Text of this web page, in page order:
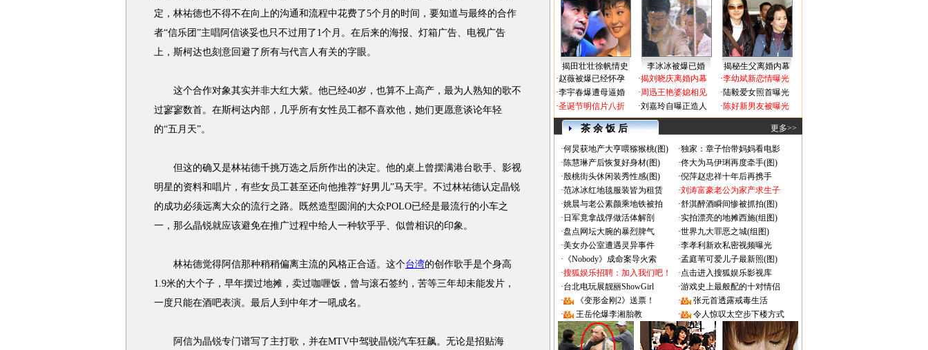
定，林祐德也不得不在向上的沟通和流程中花费了5个月的时间，要知道与最终的合作
者“信乐团”主唱阿信谈妥也只不过用了1个月。在后来的海报、灯箱广告、电视广告
上，斯柯达也刻意回避了所有与代言人有关的字眼。
这个合作对象其实并非大红大紫。他已经40岁，也算不上高产，最为人熟知的歌不
过寥寥数首。在斯柯达内部，几乎所有女性员工都不喜欢他，她们更愿意谈论年轻
的“五月天”。
但这的确又是林祐德千挑万选之后所作出的决定。他的桌上曾摆满港台歌手、影视
明星的资料和唱片，有些女员工甚至还向他推荐“好男儿”马天宇。不过林祐德认定晶锐
的成功必须远离大众的流行之路。既然造型圆润的大众POLO已经是最流行的小车之
一，那么晶锐就应该避免在推广过程中给人一种软乎乎、似曾相识的印象。
林祐德觉得阿信那种稍稍偏离主流的风格正合适。这个台湾的创作歌手是个身高
1.9米的大个子，早年摆过地摊，卖过咖喱饭，曾与滚石签约，苦等三年却未能发片，
一度只能在酒吧表演。最后人到中年才一吼成名。
阿信为晶锐专门谱写了主打歌，并在MTV中驾驶晶锐汽车狂飙。无论是招贴海
揭田壮壮徐帆情史 李冰冰被爆已婚
揭秘生父离婚内幕
·赵薇被爆已经怀孕
·李宇春爆遭母逼婚
·圣诞节明信片八折
·揭刘晓庆离婚内幕
·周迅王艳婆媳相见
·刘嘉玲自曝正造人
·李幼斌新恋情曝光
·陆毅爱女照首曝光
·陈好新男友被曝光
茶 余 饭 后 更多>>
·何炅获地产大亨喂猕猴桃(图) ·独家：章子怡带妈妈看电影
·陈慧琳产后恢复好身材(图) ·佟大为马伊琍再度牵手(图)
·殷桃街头休闲装秀性感(图) ·倪萍赵忠祥十年后再携手
·范冰冰红地毯服装皆为租赁 ·刘涛富豪老公为家产求生子
·姚晨与老公素颜乘地铁被拍 ·舒淇醉酒瞬间惨被抓拍(图)
· 日军竟拿战俘做活体解剖 ·实拍漂亮的地摊西施(组图)
·盘点网坛大腕的暴烈脾气 ·世界九大罪恶之城(组图)
·美女办公室遭遇灵异事件 ·李孝利新欢私密视频曝光
· 《Nobody》成命案导火索 ·孟庭苇可爱儿子最新照(图)
·搜狐娱乐招聘：加入我们吧！ ·点击进入搜狐娱乐影视库
·台北电玩展靓丽ShowGirl ·游戏史上最般配的十对情侣
·
《变形金刚2》送票！ ·
张元首透露戒毒生活
·
王岳伦爆李湘胎教 · 令人惊叹太空步下楼方式